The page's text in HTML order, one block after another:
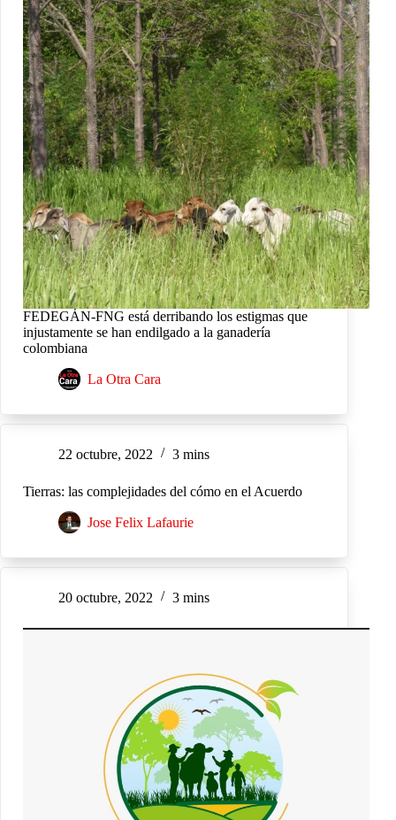
FEDEGÁN-FNG está derribando los estigmas que
injustamente se han endilgado a la ganadería
colombiana
La Otra Cara
22 octubre, 2022 3 mins
Tierras: las complejidades del cómo en el Acuerdo
Jose Felix Lafaurie
20 octubre, 2022 3 mins